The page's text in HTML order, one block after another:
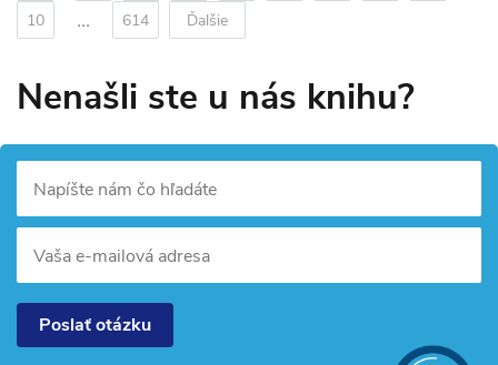
10
... 614 Ďalšie
Nenašli ste u nás knihu?
Napíšte nám čo hľadáte
Vaša e-mailová adresa
Poslať otázku